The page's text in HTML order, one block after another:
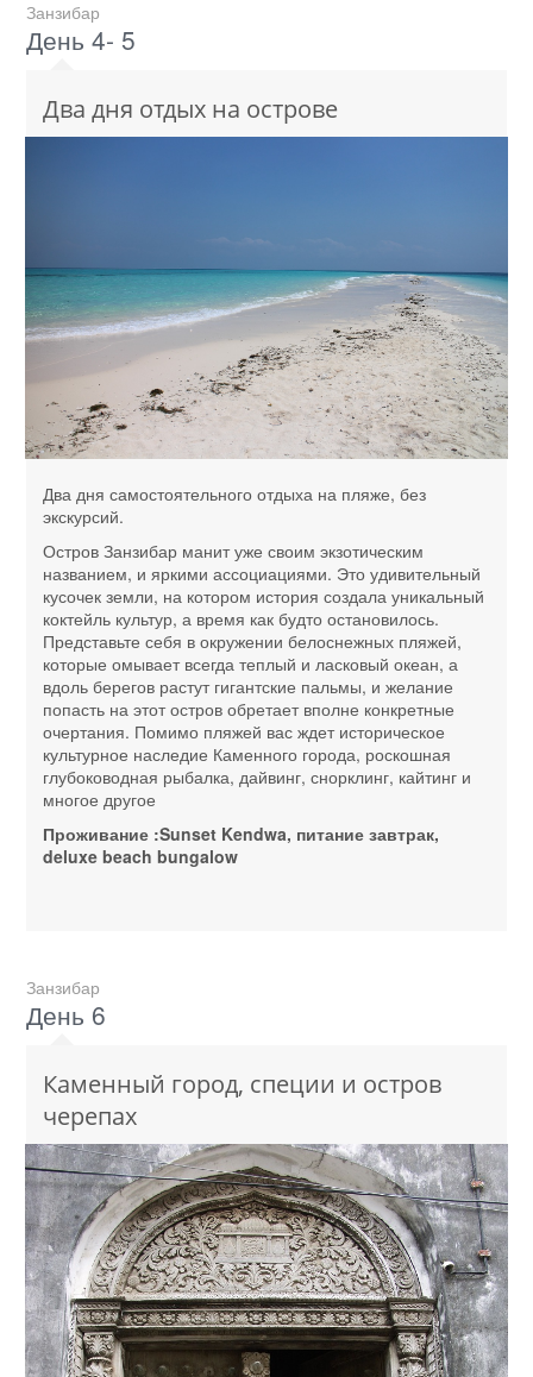
Занзибар
День 4- 5
Два дня отдых на острове
Два дня самостоятельного отдыха на пляже, без
экскурсий.
Остров Занзибар манит уже своим экзотическим
названием, и яркими ассоциациями. Это удивительный
кусочек земли, на котором история создала уникальный
коктейль культур, а время как будто остановилось.
Представьте себя в окружении белоснежных пляжей,
которые омывает всегда теплый и ласковый океан, а
вдоль берегов растут гигантские пальмы, и желание
попасть на этот остров обретает вполне конкретные
очертания. Помимо пляжей вас ждет историческое
культурное наследие Каменного города, роскошная
глубоководная рыбалка, дайвинг, снорклинг, кайтинг и
многое другое
Проживание :Sunset Kendwa, питание завтрак,
deluxe beach bungalow
Занзибар
День 6
Каменный город, специи и остров
черепах